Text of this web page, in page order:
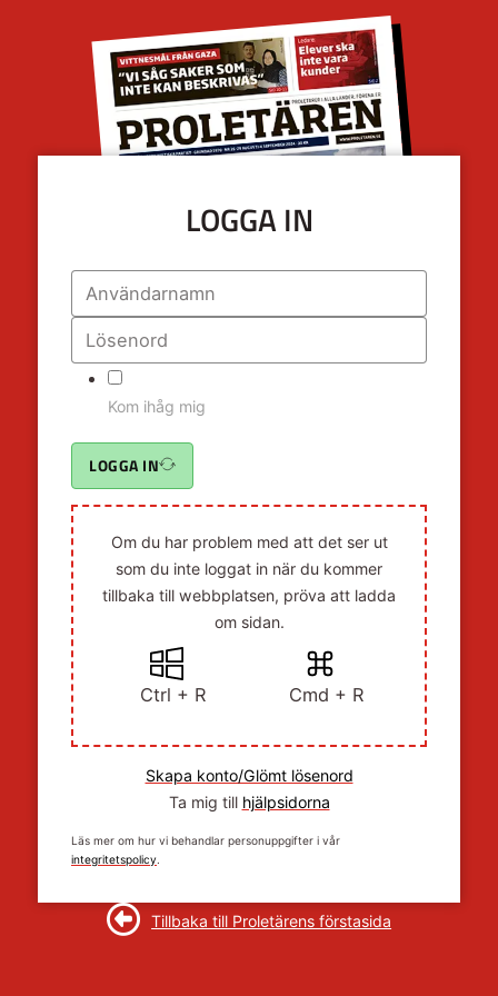
LOGGA IN
Kom ihåg mig
LOGGA IN
Om du har problem med att det ser ut
som du inte loggat in när du kommer
tillbaka till webbplatsen, pröva att ladda
om sidan.
Ctrl + R Cmd + R
Skapa konto/Glömt lösenord
Ta mig till hjälpsidorna
Läs mer om hur vi behandlar personuppgifter i vår
integritetspolicy.
Tillbaka till Proletärens förstasida